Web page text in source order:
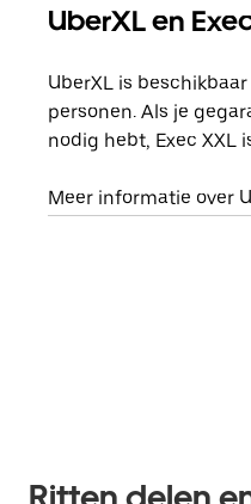
UberXL en
UberXL is
personen. Als je
nodig hebt, Exec XXL
Meer informatie over